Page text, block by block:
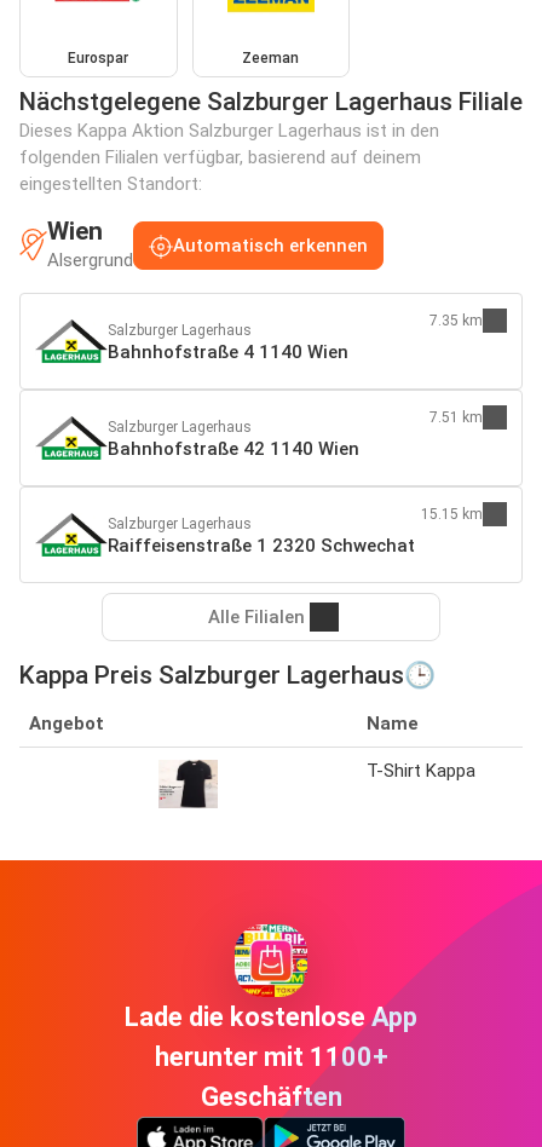
Eurospar Zeeman
Nächstgelegene Salzburger Lagerhaus Filiale
Dieses Kappa Aktion Salzburger Lagerhaus ist in den
folgenden Filialen verfügbar, basierend auf deinem
eingestellten Standort:
Wien
Alsergrund
Automatisch erkennen
Salzburger Lagerhaus
Bahnhofstraße 4 1140 Wien
7.35 km
Salzburger Lagerhaus
Bahnhofstraße 42 1140 Wien
7.51 km
Salzburger Lagerhaus
Raiffeisenstraße 1 2320 Schwechat
15.15 km
Alle Filialen
Kappa Preis Salzburger Lagerhaus🕒
Angebot Name
T-Shirt Kappa
Lade die kostenlose App
herunter mit 1100+
Geschäften